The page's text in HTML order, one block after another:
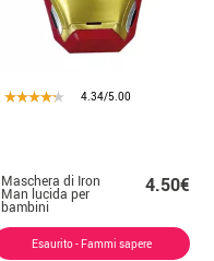
4.34/5.00
Maschera di Iron
Man lucida per
bambini
4.50€
Esaurito - Fammi sapere